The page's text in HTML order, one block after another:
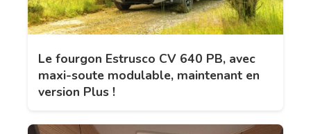
Le fourgon Estrusco CV 640 PB, avec
maxi-soute modulable, maintenant en
version Plus !